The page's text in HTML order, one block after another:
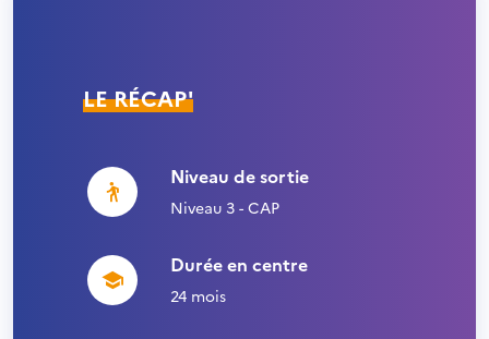
LE RÉCAP'
Niveau de sortie
Niveau 3 - CAP
Durée en centre
24 mois